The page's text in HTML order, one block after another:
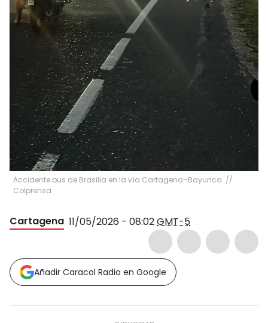
Accidente bus de Brasilia en la vía Cartagena–Bayunca. //
Colprensa
Cartagena 11/05/2026 - 08:02GMT-5
Añadir Caracol Radio en Google